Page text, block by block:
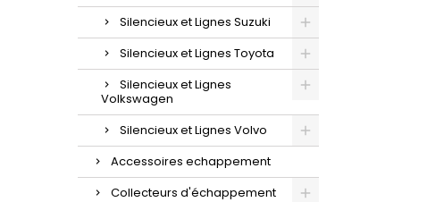
Silencieux et Lignes Suzuki
Silencieux et Lignes Toyota
Silencieux et Lignes
Volkswagen
Silencieux et Lignes Volvo
Accessoires echappement
Collecteurs d'échappement